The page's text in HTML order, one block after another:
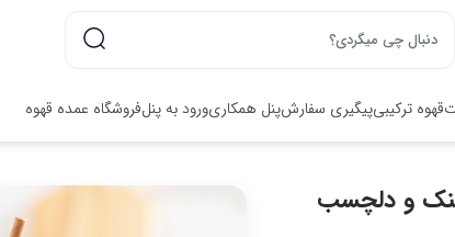
قهوه ترکیبیپیگیری سفارشپنل همکاریورود به پنلفروشگاه عمده قهوه
خنک و دلچسب